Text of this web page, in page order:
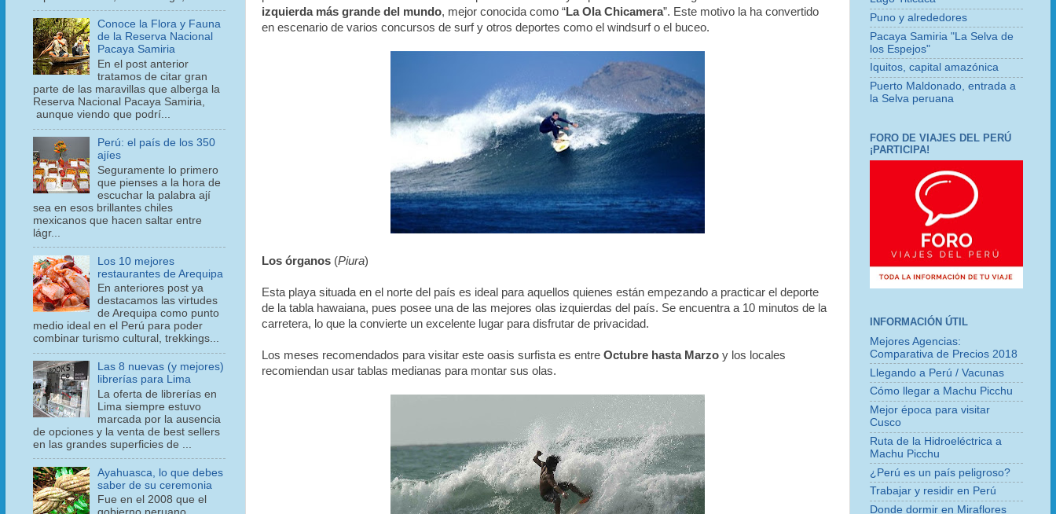
izquierda más grande del mundo, mejor conocida como “La Ola Chicamera”. Este motivo la ha convertido
en escenario de varios concursos de surf y otros deportes como el windsurf o el buceo.
Los órganos (Piura)
Esta playa situada en el norte del país es ideal para aquellos quienes están empezando a practicar el deporte
de la tabla hawaiana, pues posee una de las mejores olas izquierdas del país. Se encuentra a 10 minutos de la
carretera, lo que la convierte un excelente lugar para disfrutar de privacidad.
Los meses recomendados para visitar este oasis surfista es entre Octubre hasta Marzo y los locales
recomiendan usar tablas medianas para montar sus olas.
Conoce la Flora y Fauna
de la Reserva Nacional
Pacaya Samiria
En el post anterior
tratamos de citar gran
parte de las maravillas que alberga la
Reserva Nacional Pacaya Samiria,
aunque viendo que podrí...
Perú: el país de los 350
ajíes
Seguramente lo primero
que pienses a la hora de
escuchar la palabra ají
sea en esos brillantes chiles
mexicanos que hacen saltar entre
lágr...
Los 10 mejores
restaurantes de Arequipa
En anteriores post ya
destacamos las virtudes
de Arequipa como punto
medio ideal en el Perú para poder
combinar turismo cultural, trekkings...
Las 8 nuevas (y mejores)
librerías para Lima
La oferta de librerías en
Lima siempre estuvo
marcada por la ausencia
de opciones y la venta de best sellers
en las grandes superficies de ...
Ayahuasca, lo que debes
saber de su ceremonia
Fue en el 2008 que el
Puno y alrededores
Pacaya Samiria "La Selva de
los Espejos"
Iquitos, capital amazónica
Puerto Maldonado, entrada a
la Selva peruana
FORO DE VIAJES DEL PERÚ
¡PARTICIPA!
INFORMACIÓN ÚTIL
Mejores Agencias:
Comparativa de Precios 2018
Llegando a Perú / Vacunas
Cómo llegar a Machu Picchu
Mejor época para visitar
Cusco
Ruta de la Hidroeléctrica a
Machu Picchu
¿Perú es un país peligroso?
Trabajar y residir en Perú
Donde dormir en Miraflores